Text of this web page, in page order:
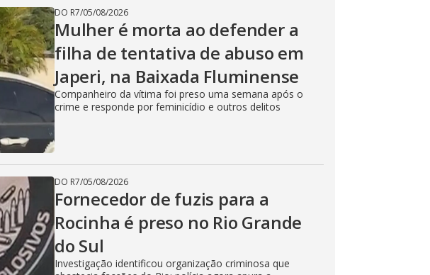
DO R7/05/08/2026
Mulher é morta ao defender a
filha de tentativa de abuso em
Japeri, na Baixada Fluminense
Companheiro da vítima foi preso uma semana após o
crime e responde por feminicídio e outros delitos
DO R7/05/08/2026
Fornecedor de fuzis para a
Rocinha é preso no Rio Grande
do Sul
Investigação identificou organização criminosa que